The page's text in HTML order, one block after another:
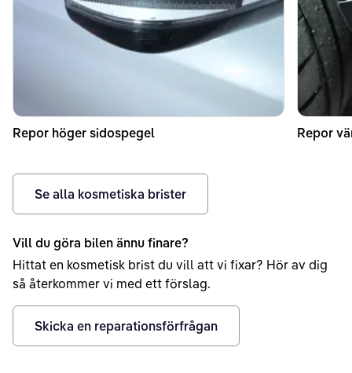
Repor höger sidospegel Repor
Se alla kosmetiska brister
Vill du göra bilen ännu finare?
Hittat en kosmetisk brist du vill att vi fixar? Hör av dig
så återkommer vi med ett förslag.
Skicka en reparationsförfrågan